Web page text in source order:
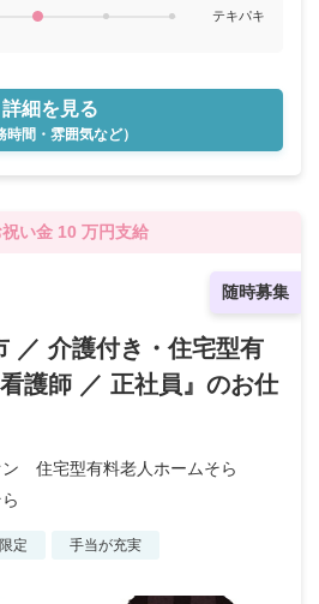
テキパキ
詳細を見る
時間・雰囲気など）
祝い金 10 万円支給
随時募集
／ 介護付き・住宅型有
護師 ／ 正社員』のお仕
住宅型有料老人ホームそら
定 手当が充実